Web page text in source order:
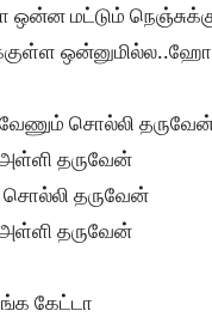
ஒன்ன மட்டும்
ஒன்னுமில்ல..ஹோ
சொல்லி
தருவேன்
தருவேன்
தருவேன்
கேட்டா